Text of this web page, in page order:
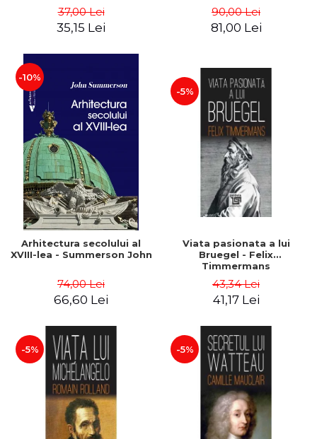
37,00 Lei
35,15 Lei
90,00 Lei
81,00 Lei
-10%
Arhitectura secolului al
XVIII-lea - Summerson John
74,00 Lei
66,60 Lei
-5%
Viata pasionata a lui
Bruegel - Felix
Timmermans
43,34 Lei
41,17 Lei
-5% -5%